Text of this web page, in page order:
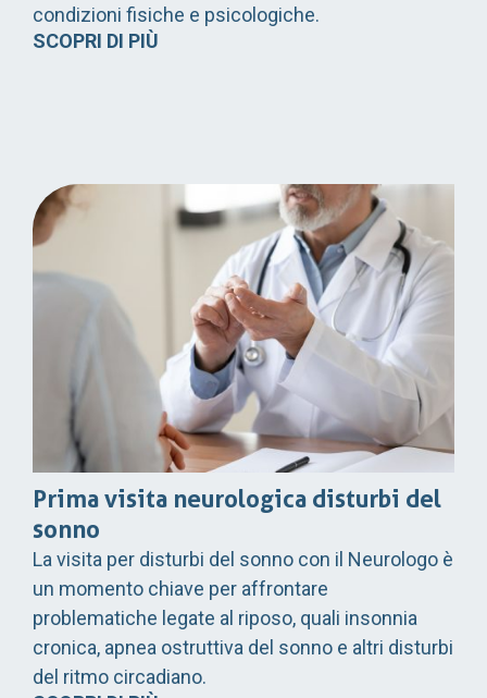
condizioni fisiche e psicologiche.
SCOPRI DI PIÙ
Prima visita neurologica disturbi del
sonno
La visita per disturbi del sonno con il Neurologo è
un momento chiave per affrontare
problematiche legate al riposo, quali insonnia
cronica, apnea ostruttiva del sonno e altri disturbi
del ritmo circadiano.